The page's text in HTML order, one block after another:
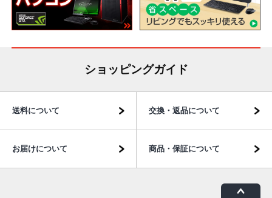
ショッピングガイド
送料について 交換・返品について
お届けについて 商品・保証について